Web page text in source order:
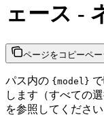
ェース -
ページをコピーペ
パス内の {model}
します（すべての
を参照してください